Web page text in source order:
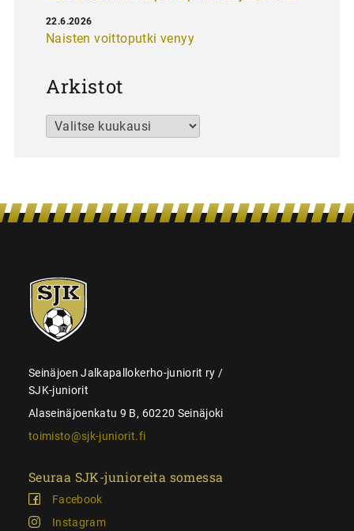
Naisten voittoputki venyy
22.6.2026
Arkistot
Arkistot
SJK-
juniorit
Seinäjoen Jalkapallokerho-juniorit ry /
SJK-juniorit
Alaseinäjoenkatu 9 B, 60220 Seinäjoki
toimisto@sjk-juniorit.fi
Seuraa SJK-junioreita somessa
Facebook
Instagram